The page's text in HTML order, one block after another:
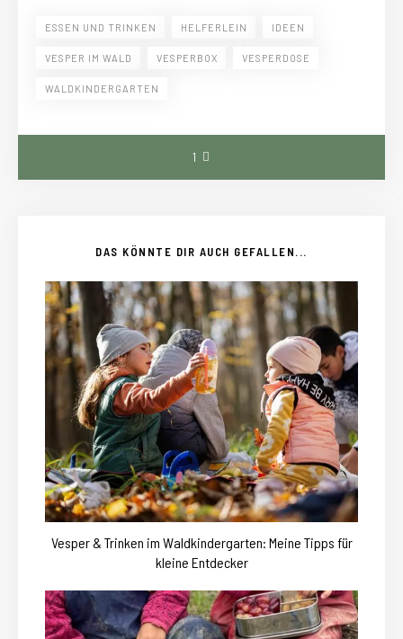
ESSEN UND TRINKEN HELFERLEIN IDEEN
VESPER IM WALD VESPERBOX VESPERDOSE
WALDKINDERGARTEN
1
DAS KÖNNTE DIR AUCH GEFALLEN...
Vesper & Trinken im Waldkindergarten: Meine Tipps für
kleine Entdecker